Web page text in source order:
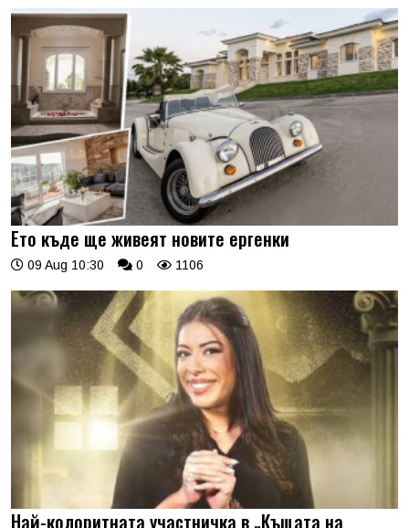
Ето къде ще живеят новите ергенки
09 Aug 10:30 0 1106
Най-колоритната участничка в „Къщата на